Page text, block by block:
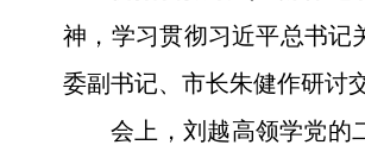
神，学习贯彻习近平总书记
委副书记、市长朱健作研讨
会上，刘越高领学党的